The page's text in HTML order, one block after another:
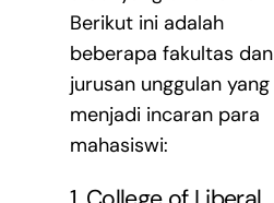
Berikut ini adalah
beberapa fakultas dan
jurusan unggulan yang
menjadi incaran para
mahasiswi: